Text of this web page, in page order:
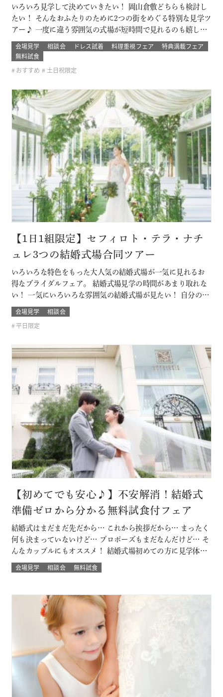
いろいろ見学して決めていきたい！ 岡山倉敷どちらも検討し
たい！ そんなおふたりのために2つの街をめぐる特別な見学ツ
アー♪ 一度に違う雰囲気の式場が短時間で見れるのも嬉しい
ポイント！ ブライダルデート楽しもう！ このフェアに含まれ
るコンテンツ SPECIAL BENEFITS HPからフェア予約された
ン…
会場見学 相談会 ドレス試着 料理重視フェア
特典満載フェア
無料試食
おすすめ
土日祝限定
【1日1組限定】セフィロト・テラ・ナチ
ュレ3つの結婚式場合同ツアー
いろいろな特色をもった大人気の結婚式場が一気に見れるお
得なブライダルフェア。 結婚式場見学の時間があまり取れな
い！ 一気にいろいろな雰囲気の結婚式場が見たい！ 自分の結
婚式のスタイルがまだ分からないカップルは必見！ お呼びす
るゲストによっても結婚式の雰囲気や結婚式場のスタイルも
変わるもの そんな結婚式場を一気に比較できるチャンス！！
会場見学
相談会
平日限定
【初めてでも安心♪】不安解消！結婚式
準備ゼロから分かる無料試食付フェア
結婚式はまだまだ先だから… これから挨拶だから… まったく
何も決まっていないけど… プロポーズもまだなんだけど… そ
んなカップルにもオススメ！ 結婚式場初めての方に見学体験
ウェディング試食も結婚式の挙式体験も披露宴演出体験
も！！ いろいろな体験が気軽にできるよくばりフェア♪ 結婚
当日の過ごし方も体験して…
会場見学 相談会 無料試食